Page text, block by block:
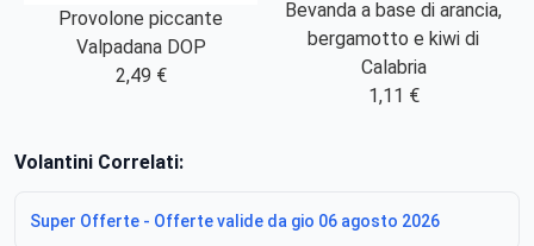
Provolone piccante
Valpadana DOP
2,49 €
Bevanda a base di arancia,
bergamotto e kiwi di
Calabria
1,11 €
Volantini Correlati:
Super Offerte - Offerte valide da gio 06 agosto 2026